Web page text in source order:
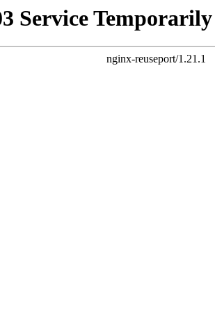
Service
nginx-reuseport/1.21.1